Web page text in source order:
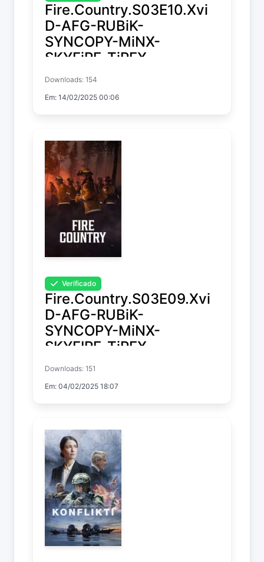
Fire.Country.S03E10.Xvi
D-AFG-RUBiK-
SYNCOPY-MiNX-
SKYFiRE-TiPEX-
MeGusta-ETHEL-ELiTE-
NTb-DiRT
Temp. 3 EP. 10
Downloads: 154
Em: 14/02/2025 00:06
Verificado
Fire.Country.S03E09.Xvi
D-AFG-RUBiK-
SYNCOPY-MiNX-
SKYFIRE-TiPEX-
MeGusta-
FLUX-NTb-PHOENiX
Temp. 3 EP. 9
Downloads: 151
Em: 04/02/2025 18:07